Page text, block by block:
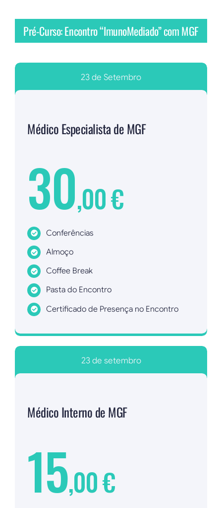
Pré-Curso: Encontro “ImunoMediado” com MGF
23 de Setembro
Médico Especialista de MGF
30,00 €
Conferências
Almoço
Coffee Break
Pasta do Encontro
Certificado de Presença no Encontro
23 de setembro
Médico Interno de MGF
15,00 €